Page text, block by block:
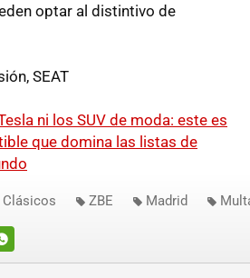
optar al distintivo de
SEAT
ni los SUV de moda: este es
que domina las listas de
Clásicos ZBE Madrid